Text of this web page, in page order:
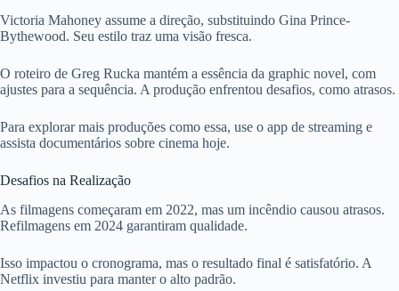
Victoria Mahoney assume a direção, substituindo Gina Prince-
Bythewood. Seu estilo traz uma visão fresca.
O roteiro de Greg Rucka mantém a essência da graphic novel, com
ajustes para a sequência. A produção enfrentou desafios, como atrasos.
Para explorar mais produções como essa, use o app de streaming e
assista documentários sobre cinema hoje.
Desafios na Realização
As filmagens começaram em 2022, mas um incêndio causou atrasos.
Refilmagens em 2024 garantiram qualidade.
Isso impactou o cronograma, mas o resultado final é satisfatório. A
Netflix investiu para manter o alto padrão.